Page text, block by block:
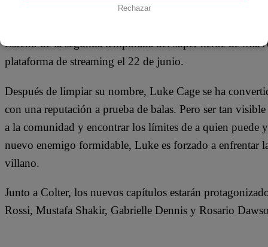
estreno de la segunda temporada del super héroe de
plataforma de streaming el 22 de junio.
Después de limpiar su nombre, Luke Cage se ha
con una reputación a prueba de balas. Pero ser tan
a la comunidad y encontrar los límites de a quien puede
nuevo enemigo formidable, Luke es forzado a enfrentar
villano.
Junto a Colter, los nuevos capítulos estarán
Rossi, Mustafa Shakir, Gabrielle Dennis y Rosario
Rechazar